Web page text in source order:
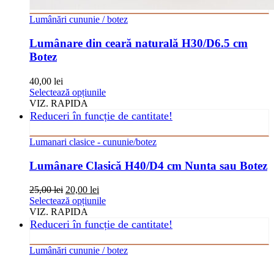
Lumânări cununie / botez
Lumânare din ceară naturală H30/D6.5 cm
Botez
40,00 lei
Selectează opțiunileAcest
are
mai
multe
variații.
pot
în
produsului.
VIZ. RAPIDA
Reduceri în funcție de cantitate!
Lumanari clasice - cununie/botez
Lumânare Clasică H40/D4 cm Nunta sau Botez
25,00lei Prețul
inițial
a
fost:
20,00 lei
curent
20,00 lei.
Selectează opțiunileAcest
are
mai
multe
variații.
VIZ. RAPIDA
Reduceri în funcție de cantitate!
Lumânări cununie / botez